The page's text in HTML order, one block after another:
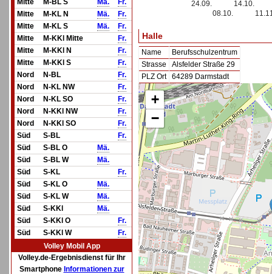
Mitte
M-BL S Mä.
Fr.
Mitte
M-KL N Mä.
Fr.
Mitte
M-KL S Mä.
Fr.
Mitte
M-KKl Mitte
Fr.
Mitte
M-KKl N
Fr.
Mitte
M-KKl S
Fr.
Nord
N-BL
Fr.
Nord
N-KL NW
Fr.
Nord
N-KL SO
Fr.
Nord
N-KKl NW
Fr.
Nord
N-KKl SO
Fr.
Süd
S-BL
Fr.
Süd
S-BL O
Mä.
Süd
S-BL W
Mä.
Süd
S-KL
Fr.
Süd
S-KL O
Mä.
Süd
S-KL W
Mä.
Süd
S-KKl
Mä.
Süd
S-KKl O
Fr.
Süd
S-KKl W
Fr.
Volley Mobil App
Volley.de-Ergebnisdienst für Ihr
Smartphone Informationen zur
24.09.
08.10.
14.10.
Halle
Name
Berufsschulzentrum
Strasse
Alsfelder Straße 29
PLZ Ort
64289 Darmstadt
+
−